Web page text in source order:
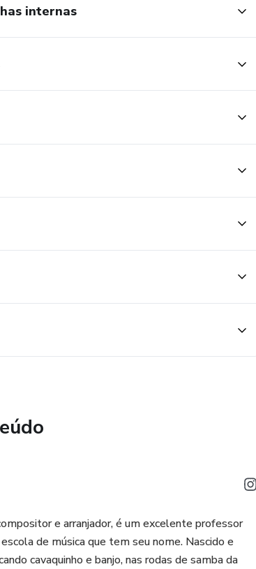
internas
e arranjador, é um excelente professor
de música que tem seu nome. Nascido e
cavaquinho e banjo, nas rodas de samba da